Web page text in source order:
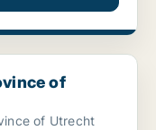
of
of Utrecht